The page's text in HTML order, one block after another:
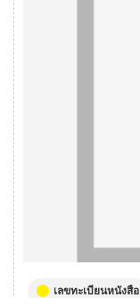
เลขทะเบียนหนังสือ